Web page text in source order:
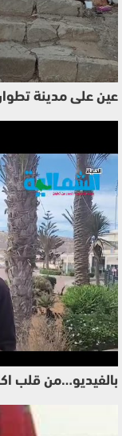
عين على مدينة
بالفيديو…من قلب